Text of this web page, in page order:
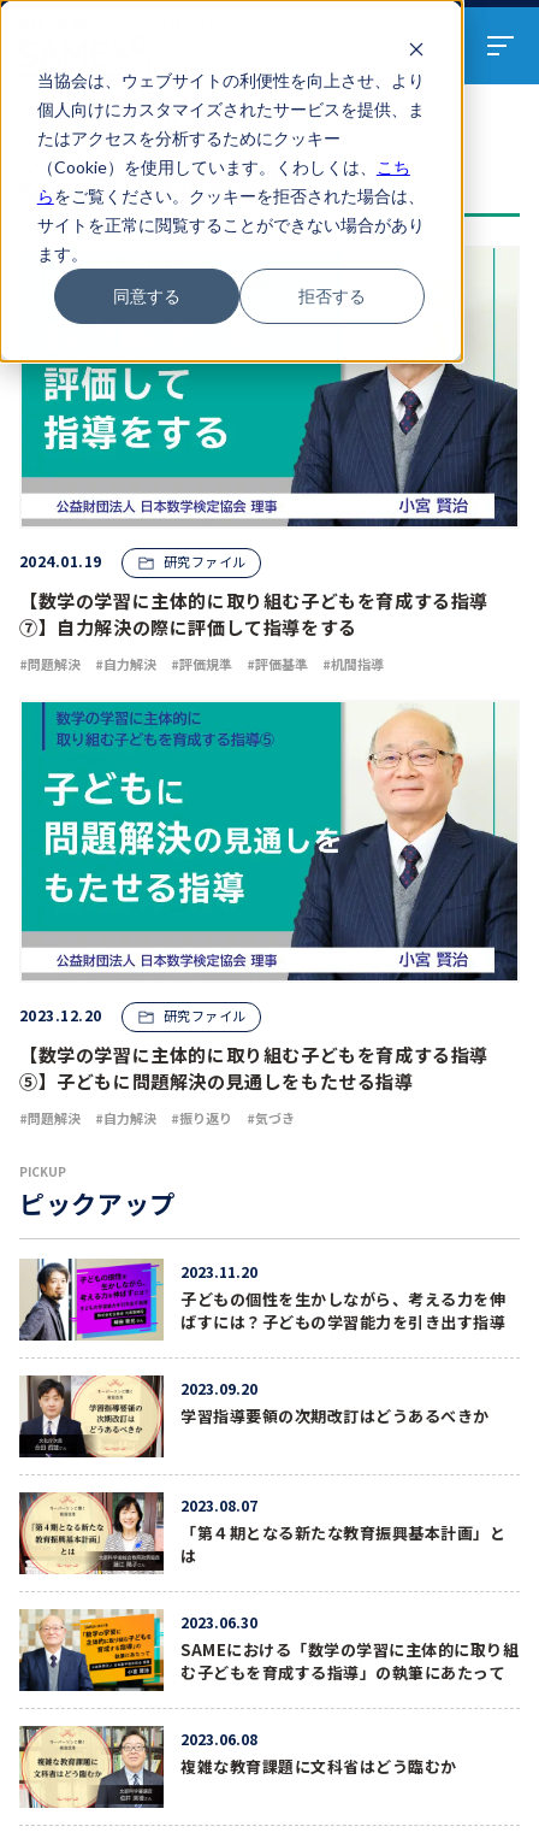
当協会は、ウェブサイトの利便性を向上させ、より
個人向けにカスタマイズされたサービスを提供、ま
たはアクセスを分析するためにクッキー
（Cookie）を使用しています。くわしくは、
こち
らをご覧ください。クッキーを拒否された場合は、
サイトを正常に閲覧することができない場合があり
ます。
同意する 拒否する
ARTICLES
自力解決の記事一覧
2024.01.19 研究ファイル
【数学の学習に主体的に取り組む子どもを育成する指導
⑦】自力解決の際に評価して指導をする
問題解決 自力解決 評価規準 評価基準 机間指導
2023.12.20 研究ファイル
【数学の学習に主体的に取り組む子どもを育成する指導
⑤】子どもに問題解決の見通しをもたせる指導
問題解決 自力解決 振り返り 気づき
PICKUP
ピックアップ
2023.11.20
子どもの個性を生かしながら、考える力を伸
ばすには？子どもの学習能力を引き出す指導
2023.09.20
学習指導要領の次期改訂はどうあるべきか
2023.08.07
「第４期となる新たな教育振興基本計画」と
は
2023.06.30
SAMEにおける「数学の学習に主体的に取り組
む子どもを育成する指導」の執筆にあたって
2023.06.08
複雑な教育課題に文科省はどう臨むか